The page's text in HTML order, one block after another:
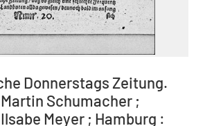
Donnerstags Zeitung.
Schumacher ;
Meyer ; Hamburg :